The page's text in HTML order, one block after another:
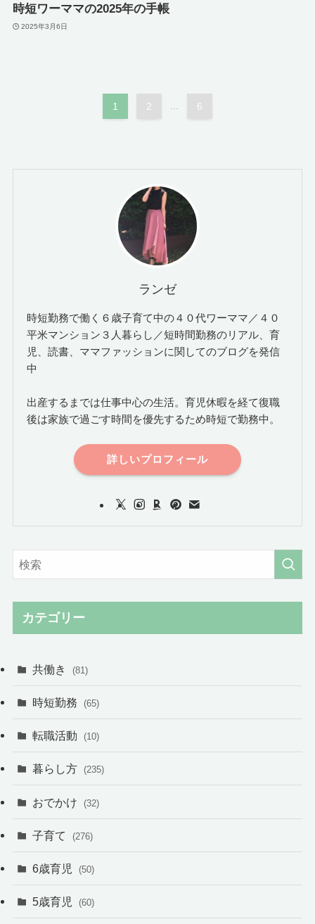
時短ワーママの2025年の手帳
2025年3月6日
1 2 ... 6
ランゼ
時短勤務で働く６歳子育て中の４０代ワーママ／４０
平米マンション３人暮らし／短時間勤務のリアル、育
児、読書、ママファッションに関してのブログを発信
中
出産するまでは仕事中心の生活。育児休暇を経て復職
後は家族で過ごす時間を優先するため時短で勤務中。
詳しいプロフィール
カテゴリー
共働き (81)
時短勤務 (65)
転職活動 (10)
暮らし方 (235)
おでかけ (32)
子育て (276)
6歳育児 (50)
5歳育児 (60)